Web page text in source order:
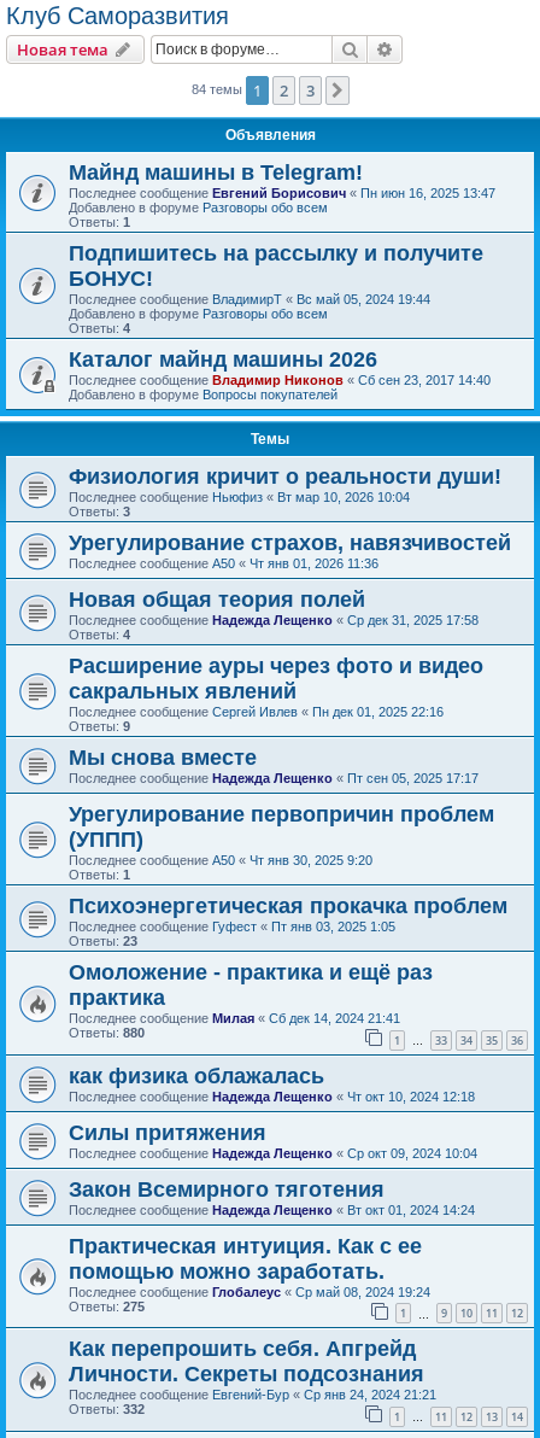
Клуб Саморазвития
Новая тема Поиск
84 темы 1 2 3
Объявления
Майнд машины в Telegram!
Последнее сообщение Евгений Борисович « Пн июн 16, 2025 13:47
Добавлено в форуме Разговоры обо всем
Ответы: 1
Подпишитесь на рассылку и получите
БОНУС!
Последнее сообщение ВладимирТ « Вс май 05, 2024 19:44
Добавлено в форуме Разговоры обо всем
Ответы: 4
Каталог майнд машины 2026
Последнее сообщение Владимир Никонов « Сб сен 23, 2017 14:40
Добавлено в форуме Вопросы покупателей
Темы
Физиология кричит о реальности души!
Последнее сообщение Ньюфиз « Вт мар 10, 2026 10:04
Ответы: 3
Урегулирование страхов, навязчивостей
Последнее сообщение А50 « Чт янв 01, 2026 11:36
Новая общая теория полей
Последнее сообщение Надежда Лещенко « Ср дек 31, 2025 17:58
Ответы: 4
Расширение ауры через фото и видео
сакральных явлений
Последнее сообщение Сергей Ивлев « Пн дек 01, 2025 22:16
Ответы: 9
Мы снова вместе
Последнее сообщение Надежда Лещенко « Пт сен 05, 2025 17:17
Урегулирование первопричин проблем
(УППП)
Последнее сообщение А50 « Чт янв 30, 2025 9:20
Ответы: 1
Психоэнергетическая прокачка проблем
Последнее сообщение Гуфест « Пт янв 03, 2025 1:05
Ответы: 23
Омоложение - практика и ещё раз
практика
Последнее сообщение Милая « Сб дек 14, 2024 21:41
Ответы: 880 1 … 33 34 35 36
как физика облажалась
Последнее сообщение Надежда Лещенко « Чт окт 10, 2024 12:18
Силы притяжения
Последнее сообщение Надежда Лещенко « Ср окт 09, 2024 10:04
Закон Всемирного тяготения
Последнее сообщение Надежда Лещенко « Вт окт 01, 2024 14:24
Практическая интуиция. Как с ее
помощью можно заработать.
Последнее сообщение Глобалеус « Ср май 08, 2024 19:24
Ответы: 275 1 9 10 11 12
Как перепрошить себя. Апгрейд
Личности. Секреты подсознания
Последнее сообщение Евгений-Бур « Ср янв 24, 2024 21:21
Ответы: 332 1 … 11 12 13 14